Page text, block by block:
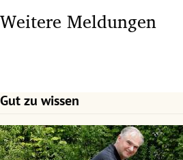
Weitere Meldungen
Gut zu wissen
Slide 1 von 7